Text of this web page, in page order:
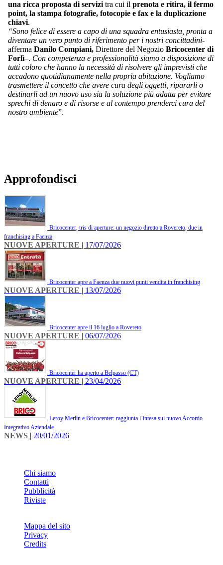
una ricca proposta di servizi tra cui il prenota e ritira, il fermo
point, la stampa fotografie, fotocopie e fax e la duplicazione
chiavi.
“Sono felice di essere a capo di una squadra entusiasta, pronta a
diventare un vero punto di riferimento per i nostri concittadini-
afferma Danilo Compiani, Direttore del Negozio Bricocenter di
Forlì–. Con competenza e professionalità siamo a disposizione di
tutti coloro che hanno la necessità di risolvere gli imprevisti che
accadono quotidianamente nella propria abitazione. Vogliamo
trasmettere il concetto che avere cura degli oggetti, ripararli o
destinarli ad un nuovo uso sia la soluzione più adatta per evitare
sprechi di denaro e di risorse e al contempo prenderci cura del
nostro ambiente”.
Approfondisci
Bricocenter, tris di aperture: un negozio diretto a Rovereto, due in
franchising a Faenza
NUOVE APERTURE | 17/07/2026
Bricocenter apre a Faenza due nuovi punti vendita in franchising
NUOVE APERTURE | 13/07/2026
Bricocenter apre il 16 luglio a Rovereto
NUOVE APERTURE | 06/07/2026
Bricocenter ha aperto a Belpasso (CT)
NUOVE APERTURE | 23/04/2026
Leroy Merlin e Bricocenter: raggiunta l’intesa sul nuovo Accordo
Integrativo Aziendale
NEWS | 20/01/2026
Chi siamo
Contatti
Pubblicità
Riviste
Mappa del sito
Privacy
Credits